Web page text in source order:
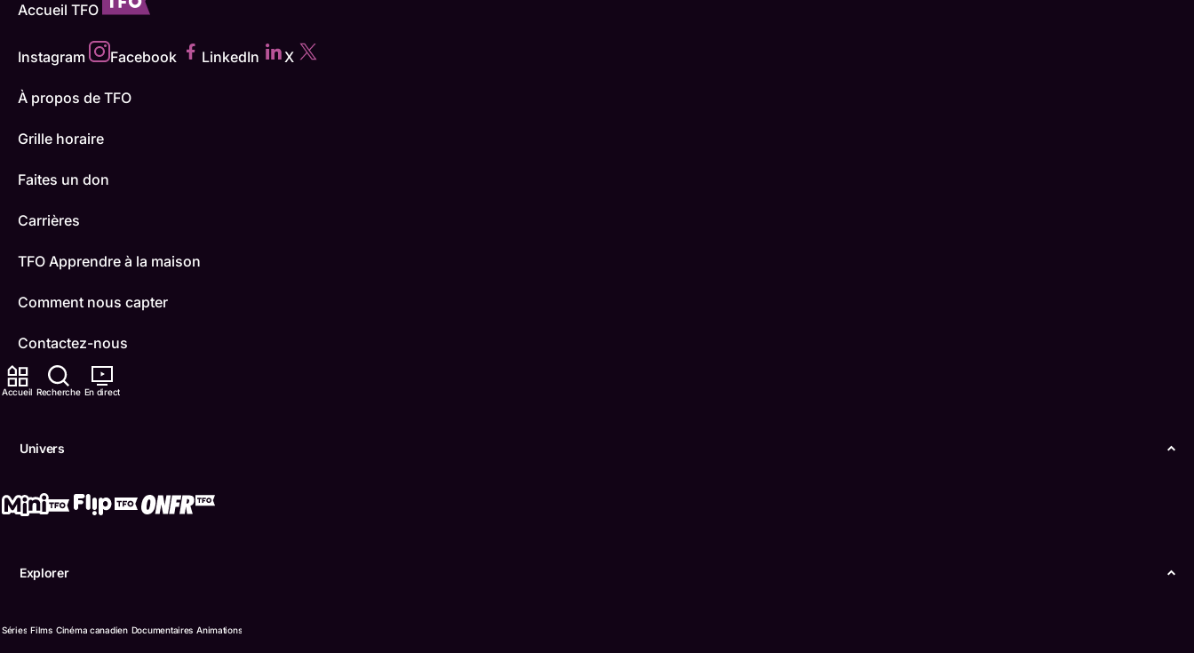
Accueil Recherche En direct
Univers
Explorer
Séries Films Cinéma canadien Documentaires Animations
Accueil TFO
Instagram Facebook LinkedIn X
À propos de TFO
Grille horaire
Faites un don
Carrières
TFO Apprendre à la maison
Comment nous capter
Contactez-nous
ONFR
Conditions d'utilisation
© Office des télécommunications éducatives de langue française de l’Ontario (TFO) - 2026